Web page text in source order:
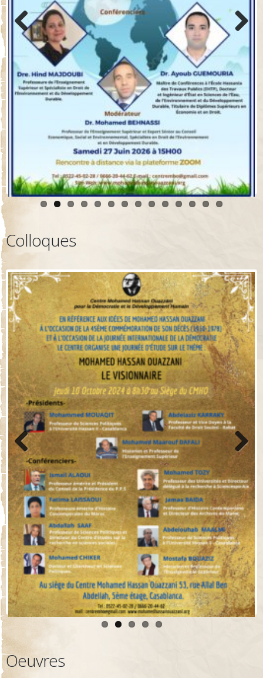
Previo
Colloques
Previo
us
Next
Oeuvres